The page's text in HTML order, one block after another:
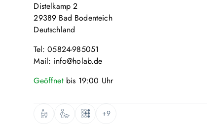
Distelkamp 2
29389 Bad Bodenteich
Deutschland
Tel: 05824-985051
Mail: info@holab.de
Geöffnet bis 19:00 Uhr
+9